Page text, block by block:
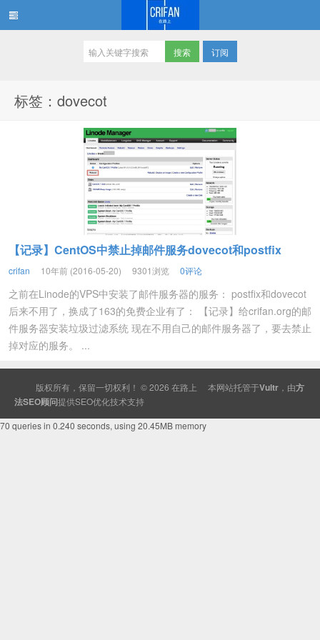
订阅
标签：dovecot
【记录】CentOS中禁止掉邮件服务dovecot和postfix
crifan 10年前 (2016-05-20) 9301浏览 0评论
之前在Linode的VPS中安装了邮件服务器的服务： postfix和dovecot
后来不用了，换成了163的免费企业有了： 【记录】给crifan.org的邮
件服务器安装垃圾过滤系统 现在不用自己的邮件服务器了，要去禁止
掉对应的服务。 ...
版权所有，保留一切权利！ © 2026 在路上 本网站托管于Vultr ，由方
法SEO顾问提供SEO优化技术支持
70 queries in 0.240 seconds, using 20.45MB memory